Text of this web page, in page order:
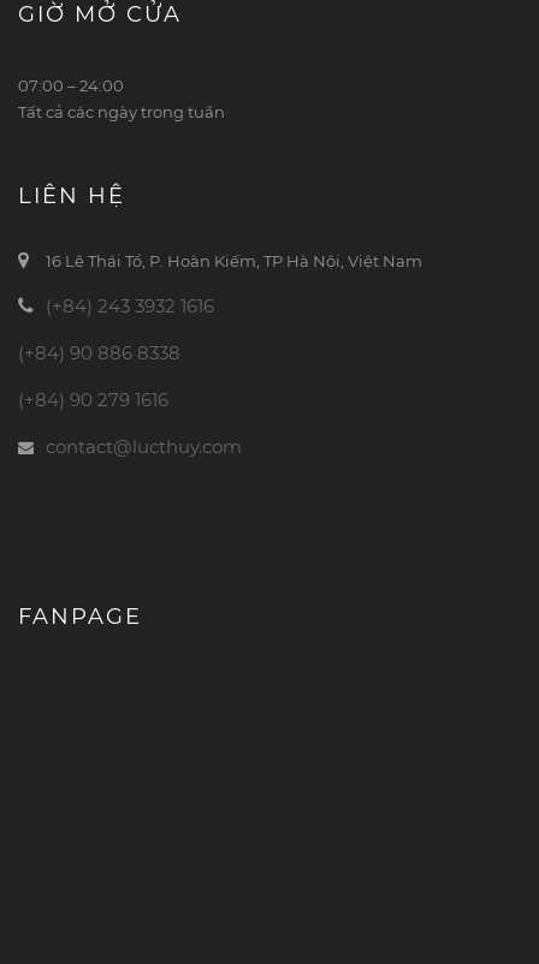
GIỜ MỞ CỬA
07:00 – 24:00
Tất cả các ngày trong tuần
LIÊN HỆ
16 Lê Thái Tổ, P. Hoàn Kiếm, TP Hà Nội, Việt Nam
(+84) 243 3932 1616
(+84) 90 886 8338
(+84) 90 279 1616
contact@lucthuy.com
FANPAGE